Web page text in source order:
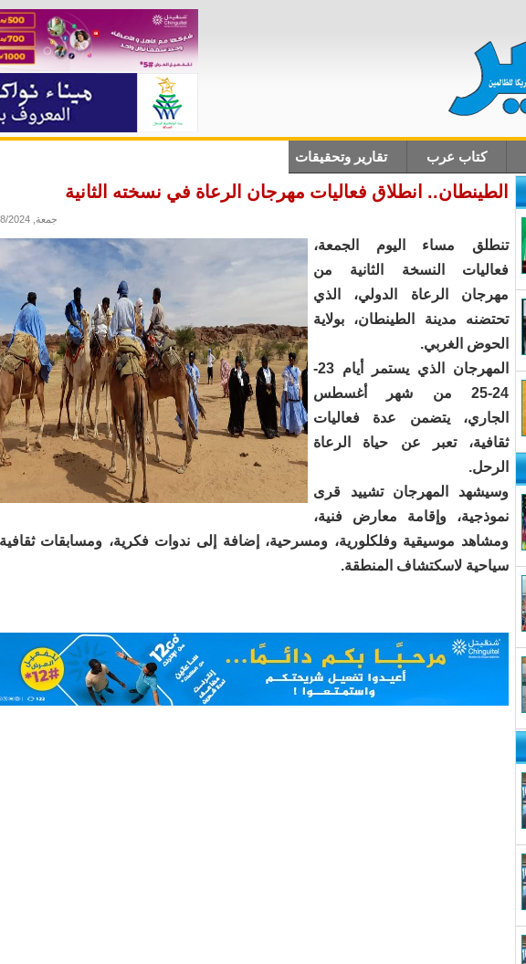
كتاب عرب تقارير وتحقيقات
الطينطان.. انطلاق فعاليات مهرجان الرعاة في نسخته الثانية
جمعة, 23/08/2024 - 17:58
تنطلق مساء اليوم الجمعة،
فعاليات النسخة الثانية من
مهرجان الرعاة الدولي، الذي
تحتضنه مدينة الطينطان، بولاية
الحوض الغربي.
المهرجان الذي يستمر أيام 23-
24-25 من شهر أغسطس
الجاري، يتضمن عدة فعاليات
ثقافية، تعبر عن حياة الرعاة
الرحل.
وسيشهد المهرجان تشييد قرى
نموذجية، وإقامة معارض فنية،
ومشاهد موسيقية وفلكلورية، ومسرحية، إضافة إلى ندوات فكرية، ومسابقات
سياحية لاسكتشاف المنطقة.